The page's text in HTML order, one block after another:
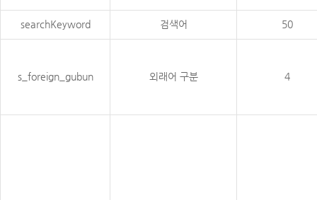
searchKeyword 검색어 50
s_foreign_gubun 외래어 구분 4